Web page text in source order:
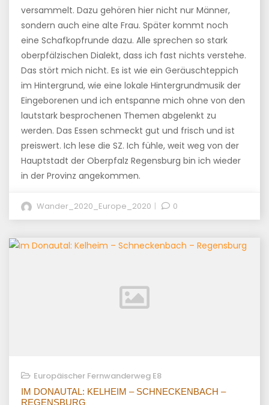
versammelt. Dazu gehören hier nicht nur Männer,
sondern auch eine alte Frau. Später kommt noch
eine Schafkopfrunde dazu. Alle sprechen so stark
oberpfälzischen Dialekt, dass ich fast nichts verstehe.
Das stört mich nicht. Es ist wie ein Geräuschteppich
im Hintergrund, wie eine lokale Hintergrundmusik der
Eingeborenen und ich entspanne mich ohne von den
lautstark besprochenen Themen abgelenkt zu
werden. Das Essen schmeckt gut und frisch und ist
preiswert. Ich lese die SZ. Ich fühle, weit weg von der
Hauptstadt der Oberpfalz Regensburg bin ich wieder
in der Provinz angekommen.
Wander_2020_Europe_2020 0
Europäischer Fernwanderweg E8
IM DONAUTAL: KELHEIM – SCHNECKENBACH –
REGENSBURG